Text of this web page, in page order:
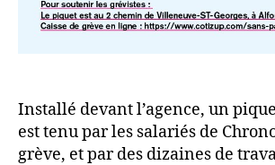
Installé devant l’agence, un
est tenu par les salariés de
grève, et par des dizaines de